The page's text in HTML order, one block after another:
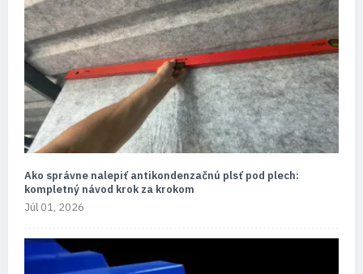
Ako správne nalepiť antikondenzačnú plsť pod plech:
kompletný návod krok za krokom
Júl 01, 2026